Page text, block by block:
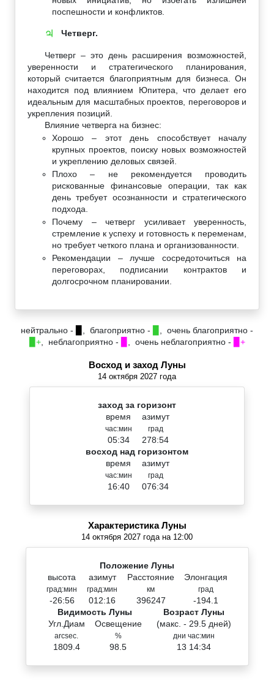
поспешности и конфликтов.
♃ Четверг.
Четверг – это день расширения возможностей,
уверенности и стратегического планирования,
который считается благоприятным для бизнеса. Он
находится под влиянием Юпитера, что делает его
идеальным для масштабных проектов, переговоров и
укрепления позиций.
Влияние четверга на бизнес:
Хорошо – этот день способствует началу
крупных проектов, поиску новых возможностей
и укреплению деловых связей.
Плохо – не рекомендуется проводить
рискованные финансовые операции, так как
день требует осознанности и стратегического
подхода.
Почему – четверг усиливает уверенность,
стремление к успеху и готовность к переменам,
но требует четкого плана и организованности.
Рекомендации – лучше сосредоточиться на
переговорах, подписании контрактов и
долгосрочном планировании.
нейтрально - , благоприятно -
, очень благоприятно -
▉+, неблагоприятно - , очень неблагоприятно - ▉+
Восход и заход Луны
14 октября 2027 года
заход за горизонт
время
час:мин
05:34
азимут
град
278:54
восход над горизонтом
время
час:мин
16:40
азимут
град
076:34
Характеристика Луны
14 октября 2027 года на 12:00
Положение Луны
высота
град:мин
-26:56
азимут
град:мин
012:16
Расстояние
км
396247
Элонгация
град
-194.1
Видимость Луны
Угл.Диам
arcsec.
1809.4
Освещение
%
98.5
Возраст Луны
(макс. - 29.5 дней)
дни час:мин
13 14:34